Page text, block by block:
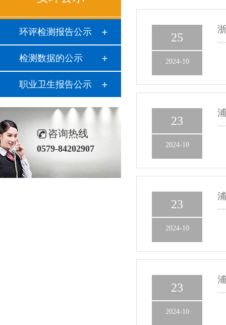
环评检测报告公示
检测数据的公示
职业卫生报告公示
咨询热线
0579-84202907
25
2024-10
23
2024-10
23
2024-10
23
2024-10